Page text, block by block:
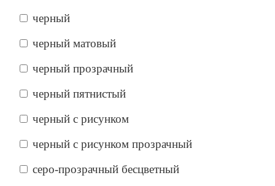
черный
черный матовый
черный прозрачный
черный пятнистый
черный с рисунком
черный с рисунком прозрачный
серо-прозрачный бесцветный